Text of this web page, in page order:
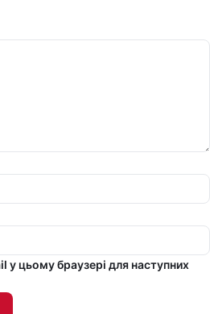
у цьому браузері для наступних